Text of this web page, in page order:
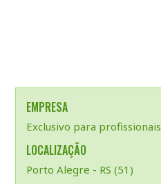
EMPRESA
Exclusivo para profissionais
LOCALIZAÇÃO
Porto Alegre - RS (51)